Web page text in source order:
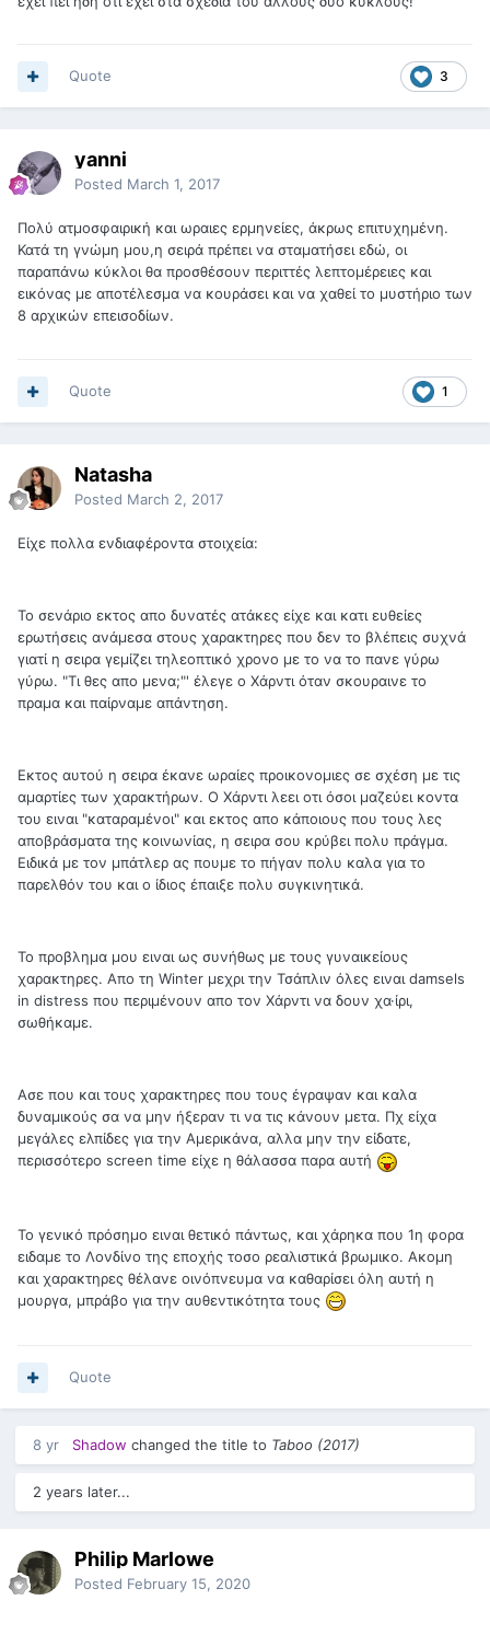
3
Quote
yanni
Posted March 1, 2017
Πολύ ατμοσφαιρική και ωραιες ερμηνείες, άκρως επιτυχημένη.
Κατά τη γνώμη μου,η σειρά πρέπει να σταματήσει εδώ, οι
παραπάνω κύκλοι θα προσθέσουν περιττές λεπτομέρειες και
εικόνας με αποτέλεσμα να κουράσει και να χαθεί το μυστήριο των
8 αρχικών επεισοδίων.
1
Quote
Natasha
Posted March 2, 2017
Είχε πολλα ενδιαφέροντα στοιχεία:
Το σενάριο εκτος απο δυνατές ατάκες είχε και κατι ευθείες
ερωτήσεις ανάμεσα στους χαρακτηρες που δεν το βλέπεις συχνά
γιατί η σειρα γεμίζει τηλεοπτικό χρονο με το να το πανε γύρω
γύρω. "Τι θες απο μενα;"' έλεγε ο Χάρντι όταν σκουραινε το
πραμα και παίρναμε απάντηση.
Εκτος αυτού η σειρα έκανε ωραίες προικονομιες σε σχέση με τις
αμαρτίες των χαρακτήρων. Ο Χάρντι λεει οτι όσοι μαζεύει κοντα
του ειναι "καταραμένοι" και εκτος απο κάποιους που τους λες
αποβράσματα της κοινωνίας, η σειρα σου κρύβει πολυ πράγμα.
Ειδικά με τον μπάτλερ ας πουμε το πήγαν πολυ καλα για το
παρελθόν του και ο ίδιος έπαιξε πολυ συγκινητικά.
Το προβλημα μου ειναι ως συνήθως με τους γυναικείους
χαρακτηρες. Απο τη Winter μεχρι την Τσάπλιν όλες ειναι damsels
in distress που περιμένουν απο τον Χάρντι να δουν χα·ίρι,
σωθήκαμε.
Ασε που και τους χαρακτηρες που τους έγραψαν και καλα
δυναμικούς σα να μην ήξεραν τι να τις κάνουν μετα. Πχ είχα
μεγάλες ελπίδες για την Αμερικάνα, αλλα μην την είδατε,
περισσότερο screen time είχε η θάλασσα παρα αυτή
Το γενικό πρόσημο ειναι θετικό πάντως, και χάρηκα που 1η φορα
ειδαμε το Λονδίνο της εποχής τοσο ρεαλιστικά βρωμικο. Ακομη
και χαρακτηρες θέλανε οινόπνευμα να καθαρίσει όλη αυτή η
μουργα, μπράβο για την αυθεντικότητα τους
Quote
8 yr Shadow changed the title to Taboo (2017)
2 years later...
Philip Marlowe
Posted February 15, 2020